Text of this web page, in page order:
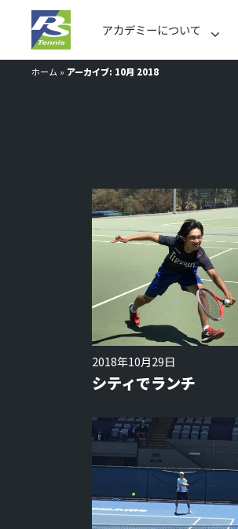
アカデミーについて
ホーム » アーカイブ: 10月 2018
2018年10月29日
シティでランチ